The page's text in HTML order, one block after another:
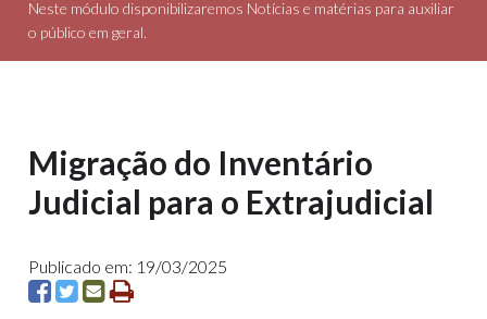
Neste módulo disponibilizaremos Notícias e matérias para auxiliar
o público em geral.
Migração do Inventário
Judicial para o Extrajudicial
Publicado em: 19/03/2025